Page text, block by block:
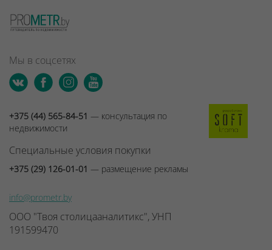
Мы в соцсетях
+375 (44) 565-84-51 — консультация по
недвижимости
Специальные условия покупки
+375 (29) 126-01-01 — размещение рекламы
info@prometr.by
ООО "Твоя столицааналитикс", УНП
191599470